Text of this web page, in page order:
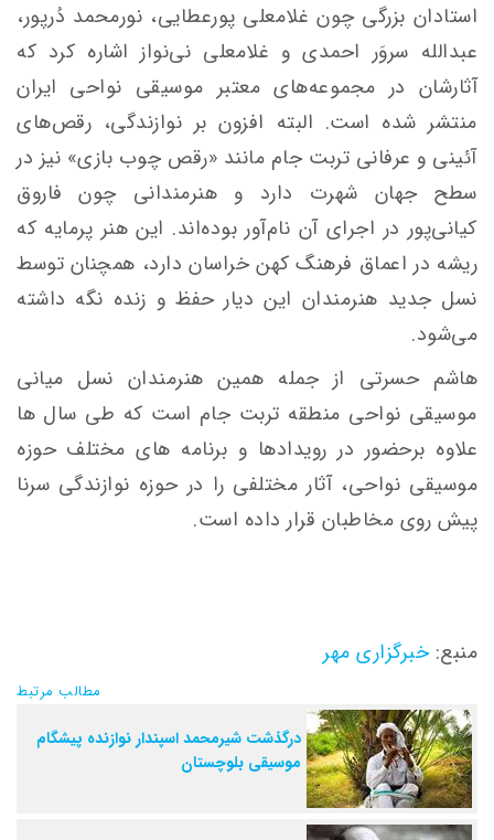
استادان بزرگی چون غلامعلی پورعطایی، نورمحمد دُرپور،
عبدالله سروَر احمدی و غلامعلی نی‌نواز اشاره کرد که
آثارشان در مجموعه‌های معتبر موسیقی نواحی ایران
منتشر شده است. البته افزون بر نوازندگی، رقص‌های
آئینی و عرفانی تربت جام مانند «رقص چوب بازی» نیز در
سطح جهان شهرت دارد و هنرمندانی چون فاروق
کیانی‌پور در اجرای آن نام‌آور بوده‌اند. این هنر پرمایه که
ریشه در اعماق فرهنگ کهن خراسان دارد، همچنان توسط
نسل جدید هنرمندان این دیار حفظ و زنده نگه داشته
می‌شود.
هاشم حسرتی از جمله همین هنرمندان نسل میانی
موسیقی نواحی منطقه تربت جام است که طی سال ها
علاوه برحضور در رویدادها و برنامه های مختلف حوزه
موسیقی نواحی، آثار مختلفی را در حوزه نوازندگی سرنا
پیش روی مخاطبان قرار داده است.
منبع:خبرگزاری مهر
مطالب مرتبط
درگذشت شیرمحمد اسپندار نوازنده پیشگام
موسیقی بلوچستان